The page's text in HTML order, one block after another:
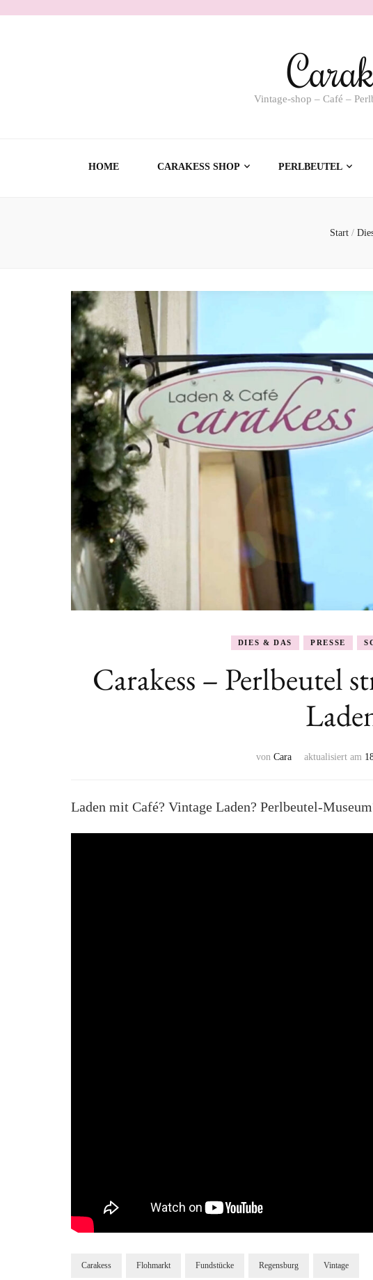
Vintage-shop – Café –
HOME CARAKESS SHOP PERLBEUTEL
Start /
DIES & DAS PRESSE
Carakess – Perlbeutel
von Cara aktualisiert am
Laden mit Café? Vintage Laden? Perlbeutel-
Carakess Flohmarkt Fundstücke Regensburg Vintage